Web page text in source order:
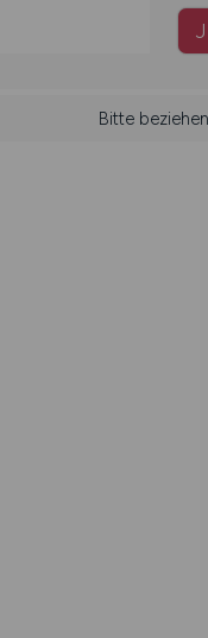
Bitte